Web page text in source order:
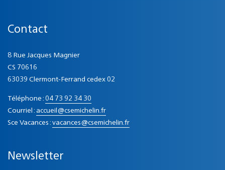
Contact
8 Rue Jacques Magnier
CS 70616
63039 Clermont-Ferrand cedex 02
Téléphone : 04 73 92 34 30
Courriel : accueil@csemichelin.fr
Sce Vacances : vacances@csemichelin.fr
Newsletter